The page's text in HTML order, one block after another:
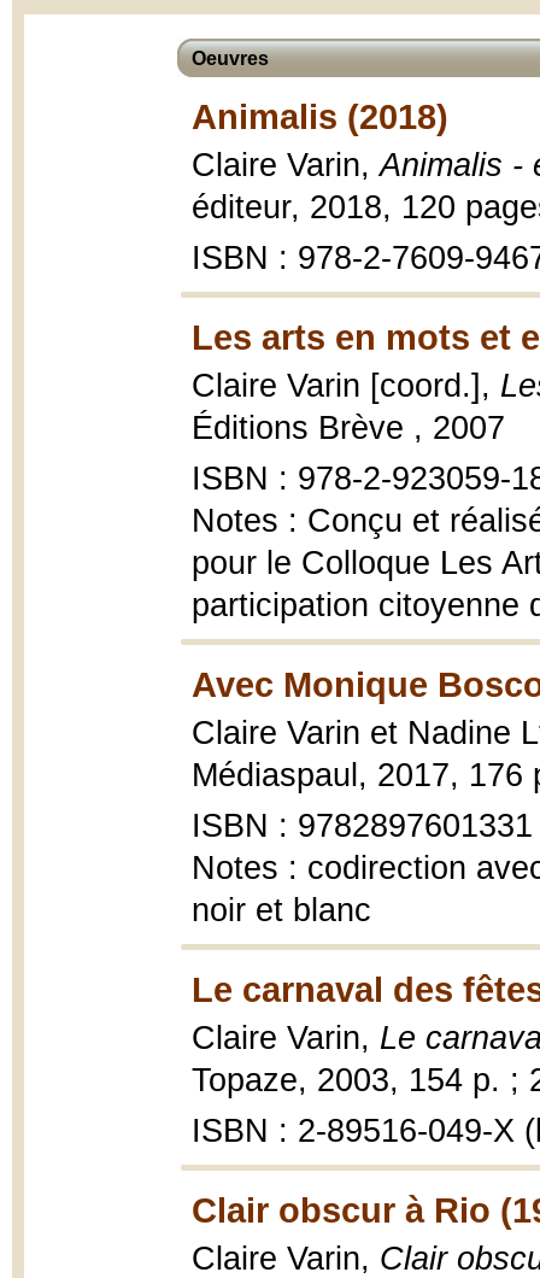
Oeuvres
Animalis (2018)
Claire Varin,Animalis -
éditeur, 2018, 120
ISBN : 978-2-7609-
Les arts en mots et
Claire Varin [coord.],
Éditions Brève , 2007
ISBN : 978-2-923059-
Notes : Conçu et
pour le Colloque Les
participation citoyenne
Avec Monique
Claire Varin et Nadine
Médiaspaul, 2017, 176
ISBN : 9782897601331
Notes : codirection
noir et blanc
Le carnaval des
Claire Varin, Le
Topaze, 2003, 154 p. ;
ISBN : 2-89516-049-X
Clair obscur à Rio
Claire Varin, Clair